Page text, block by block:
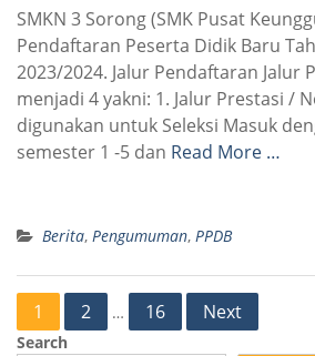
SMKN 3 Sorong (SMK Pusat
Pendaftaran Peserta Didik Baru
2023/2024. Jalur Pendaftaran Jalur
menjadi 4 yakni: 1. Jalur Prestasi /
digunakan untuk Seleksi Masuk
semester 1 -5 dan Read More …
Berita, Pengumuman, PPDB
Posts
pagination
1 2 … 16 Next
Search